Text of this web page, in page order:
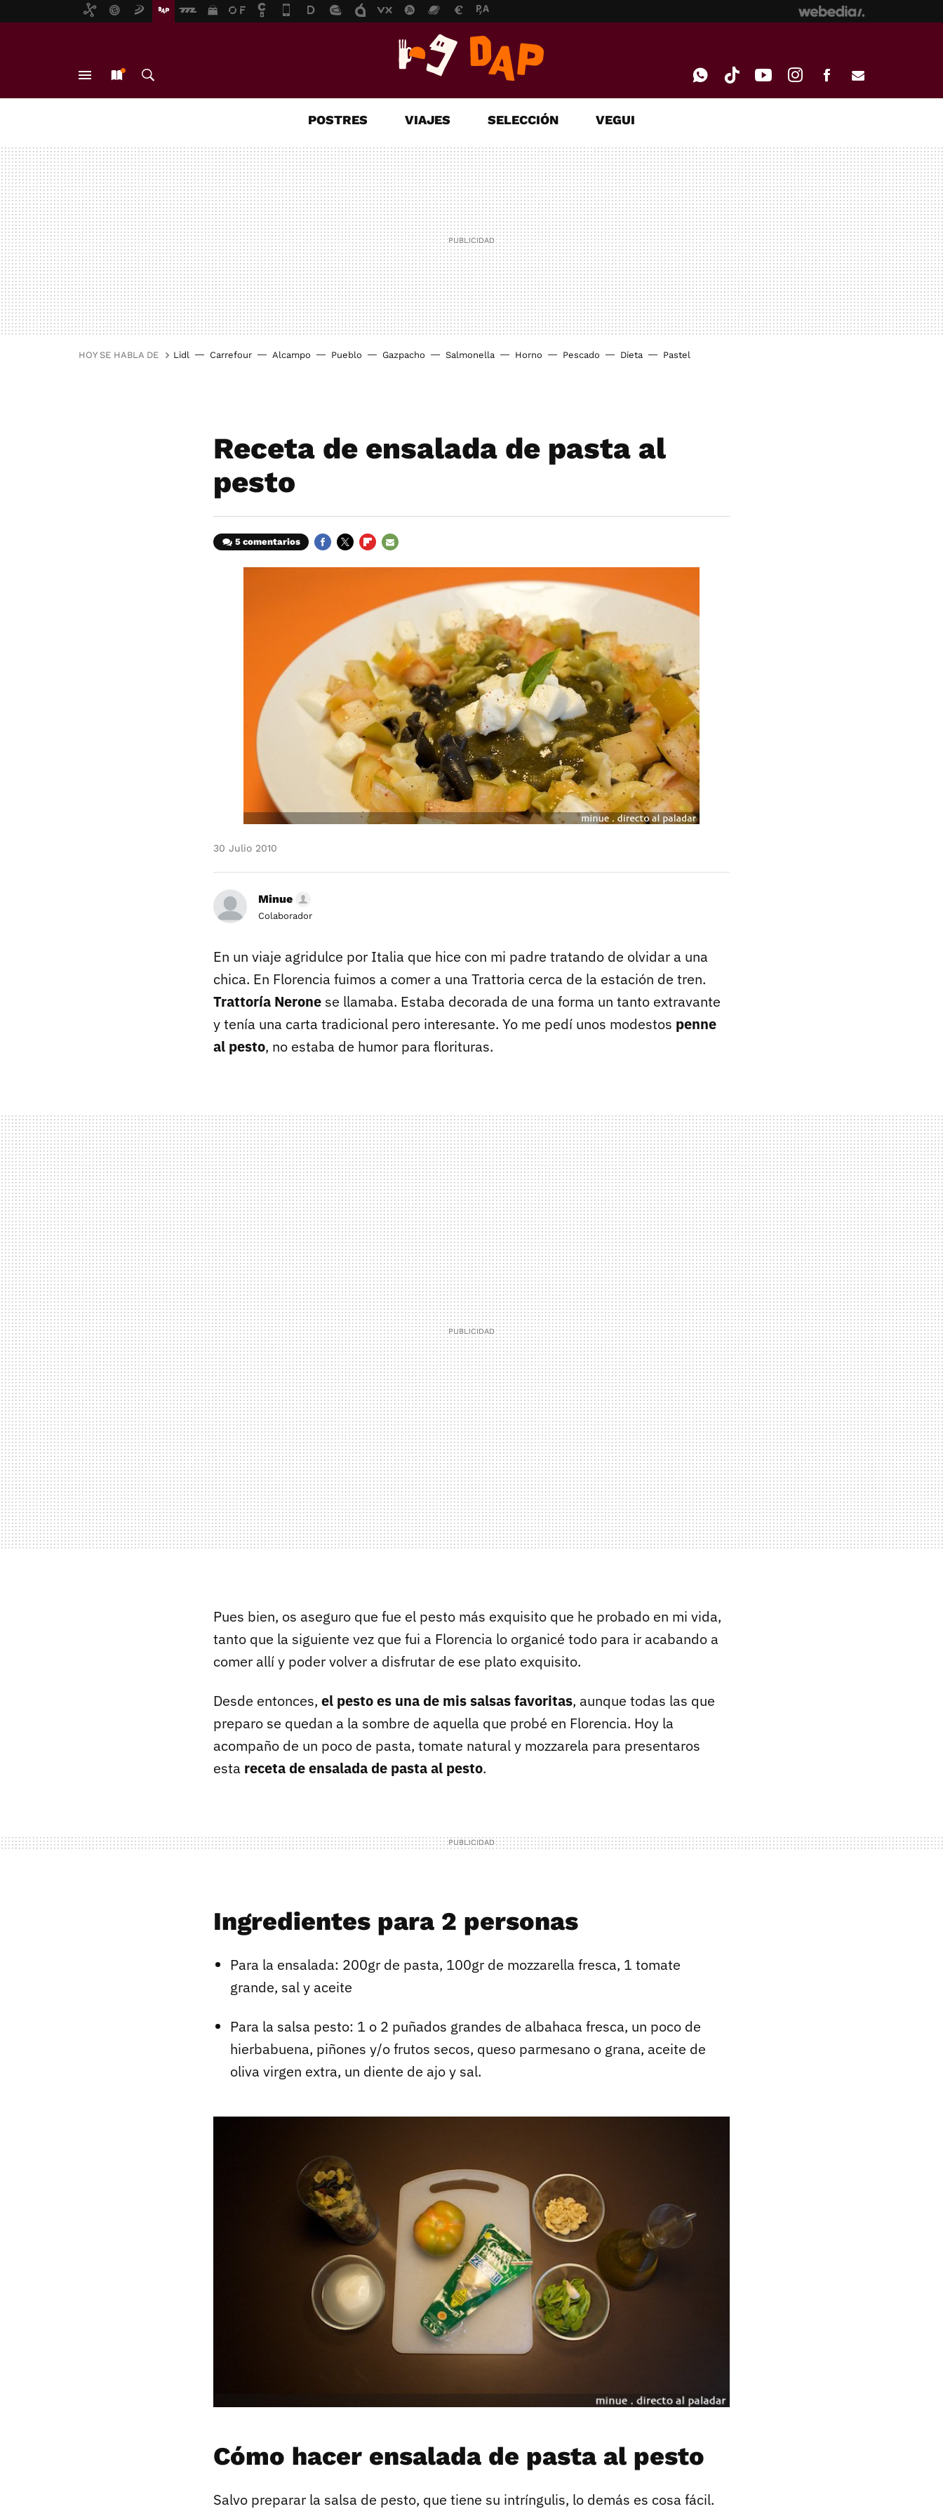
MAIL
POSTRES VIAJES SELECCIÓN VEGUI
HOY SE HABLA DE Lidl Carrefour Alcampo Pueblo Gazpacho Salmonella Horno Pescado Dieta Pastel
Receta de ensalada de pasta al
pesto
5 comentarios
30 Julio 2010
Minue
Colaborador
En un viaje agridulce por Italia que hice con mi padre tratando de olvidar a una
chica. En Florencia fuimos a comer a una Trattoria cerca de la estación de tren.
Trattoría Nerone se llamaba. Estaba decorada de una forma un tanto extravante
y tenía una carta tradicional pero interesante. Yo me pedí unos modestos penne
al pesto, no estaba de humor para florituras.
Pues bien, os aseguro que fue el pesto más exquisito que he probado en mi vida,
tanto que la siguiente vez que fui a Florencia lo organicé todo para ir acabando a
comer allí y poder volver a disfrutar de ese plato exquisito.
Desde entonces, el pesto es una de mis salsas favoritas, aunque todas las que
preparo se quedan a la sombre de aquella que probé en Florencia. Hoy la
acompaño de un poco de pasta, tomate natural y mozzarela para presentaros
esta receta de ensalada de pasta al pesto.
Ingredientes para 2 personas
Para la ensalada: 200gr de pasta, 100gr de mozzarella fresca, 1 tomate
grande, sal y aceite
Para la salsa pesto: 1 o 2 puñados grandes de albahaca fresca, un poco de
hierbabuena, piñones y/o frutos secos, queso parmesano o grana, aceite de
oliva virgen extra, un diente de ajo y sal.
Cómo hacer ensalada de pasta al pesto
Salvo preparar la salsa de pesto, que tiene su intríngulis, lo demás es cosa fácil.